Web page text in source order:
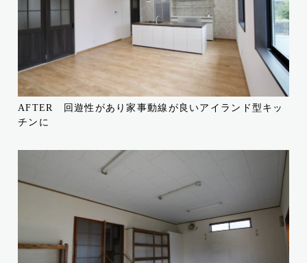
AFTER 回遊性があり家事動線が良いアイランド型キッ
チンに